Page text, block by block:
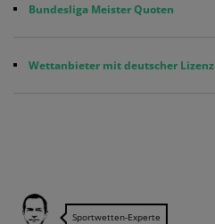
Bundesliga Meister Quoten
Wettanbieter mit deutscher Lizenz
Sportwetten-Experte